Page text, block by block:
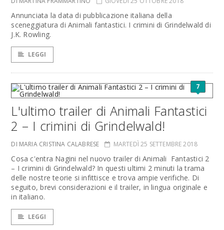
Annunciata la data di pubblicazione italiana della
sceneggiatura di Animali fantastici. I crimini di Grindelwald di
J.K. Rowling.
LEGGI
7
L'ultimo trailer di Animali Fantastici
2 – I crimini di Grindelwald!
DI MARIA CRISTINA CALABRESE MARTEDÌ 25 SETTEMBRE 2018
Cosa c'entra Nagini nel nuovo trailer di Animali Fantastici 2
– I crimini di Grindelwald? In questi ultimi 2 minuti la trama
delle nostre teorie si infittisce e trova ampie verifiche. Di
seguito, brevi considerazioni e il trailer, in lingua originale e
in italiano.
LEGGI